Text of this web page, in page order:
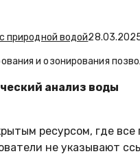
природной водой
и озонирования
анализ воды
ресурсом, где
не указывают